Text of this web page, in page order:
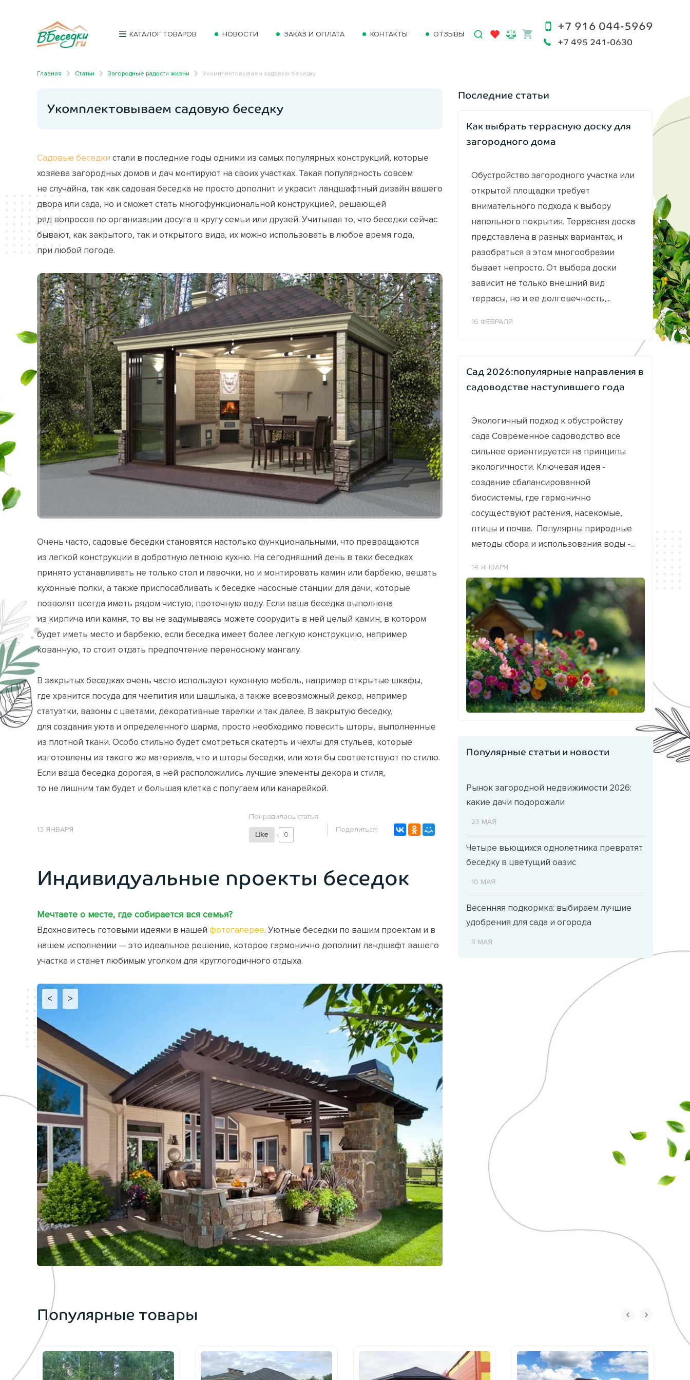
КАТАЛОГ ТОВАРОВ НОВОСТИ ЗАКАЗ И ОПЛАТА КОНТАКТЫ ОТЗЫВЫ
+7 916 044-5969
+7 495 241-0630
Главная Статьи Загородные радости жизни Укомплектовываем садовую беседку
Укомплектовываем садовую беседку
Садовые беседки стали в последние годы одними из самых популярных конструкций, которые
хозяева загородных домов и дач монтируют на своих участках. Такая популярность совсем
не случайна, так как садовая беседка не просто дополнит и украсит ландшафтный дизайн вашего
двора или сада, но и сможет стать многофункциональной конструкцией, решающей
ряд вопросов по организации досуга в кругу семьи или друзей. Учитывая то, что беседки сейчас
бывают, как закрытого, так и открытого вида, их можно использовать в любое время года,
при любой погоде.
Очень часто, садовые беседки становятся настолько функциональными, что превращаются
из легкой конструкции в добротную летнюю кухню. На сегодняшний день в таки беседках
принято устанавливать не только стол и лавочки, но и монтировать камин или барбекю, вешать
кухонные полки, а также приспосабливать к беседке насосные станции для дачи, которые
позволят всегда иметь рядом чистую, проточную воду. Если ваша беседка выполнена
из кирпича или камня, то вы не задумываясь можете соорудить в ней целый камин, в котором
будет иметь место и барбекю, если беседка имеет более легкую конструкцию, например
кованную, то стоит отдать предпочтение переносному мангалу.
В закрытых беседках очень часто используют кухонную мебель, например открытые шкафы,
где хранится посуда для чаепития или шашлыка, а также всевозможный декор, например
статуэтки, вазоны с цветами, декоративные тарелки и так далее. В закрытую беседку,
для создания уюта и определенного шарма, просто необходимо повесить шторы, выполненные
из плотной ткани. Особо стильно будет смотреться скатерть и чехлы для стульев, которые
изготовлены из такого же материала, что и шторы беседки, или хотя бы соответствуют по стилю.
Если ваша беседка дорогая, в ней расположились лучшие элементы декора и стиля,
то не лишним там будет и большая клетка с попугаем или канарейкой.
13 ЯНВАРЯ
Понравилась статья:
Like 0
Поделиться:
Индивидуальные проекты беседок
Мечтаете о месте, где собирается вся семья?
Вдохновитесь готовыми идеями в нашей фотогалерее. Уютные беседки по вашим проектам и в
нашем исполнении — это идеальное решение, которое гармонично дополнит ландшафт вашего
участка и станет любимым уголком для круглогодичного отдыха.
< >
Последние статьи
Как выбрать террасную доску для
загородного дома
Обустройство загородного участка или
открытой площадки требует
внимательного подхода к выбору
напольного покрытия. Террасная доска
представлена в разных вариантах, и
разобраться в этом многообразии
бывает непросто. От выбора доски
зависит не только внешний вид
террасы, но и ее долговечность,...
16 ФЕВРАЛЯ
Сад 2026:популярные направления в
садоводстве наступившего года
Экологичный подход к обустройству
сада Современное садоводство всё
сильнее ориентируется на принципы
экологичности. Ключевая идея -
создание сбалансированной
биосистемы, где гармонично
сосуществуют растения, насекомые,
птицы и почва. Популярны природные
методы сбора и использования воды -...
14 ЯНВАРЯ
Популярные статьи и новости
Рынок загородной недвижимости 2026:
какие дачи подорожали
23 МАЯ
Четыре вьющихся однолетника превратят
беседку в цветущий оазис
10 МАЯ
Весенняя подкормка: выбираем лучшие
удобрения для сада и огорода
3 МАЯ
Популярные товары